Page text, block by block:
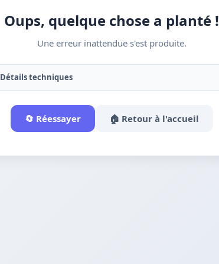
Oups, quelque chose a planté !
Une erreur inattendue s'est produite.
Détails techniques
🔄 Réessayer 🏠 Retour à l'accueil